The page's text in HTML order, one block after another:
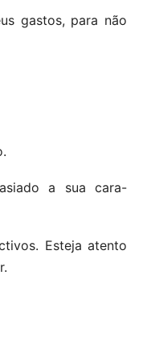
gastos, para não
a sua cara-
Esteja atento